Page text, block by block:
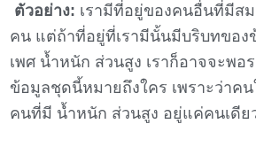
ตัวอย่าง: เรามีที่อยู่ของคนอื่นที่มีส
คน แต่ถ้าที่อยู่ที่เรามีนั้นมีบริบทของ
เพศ น้ำหนัก ส่วนสูง เราก็อาจจะพอ
ข้อมูลชุดนี้หมายถึงใคร เพราะว่าค
คนที่มี น้ำหนัก ส่วนสูง อยู่แค่คนเดีย